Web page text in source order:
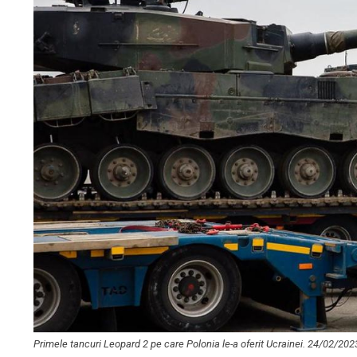
Primele tancuri Leopard 2 pe care Polonia le-a oferit Ucrainei. 24/02/